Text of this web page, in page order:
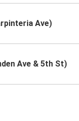
Ave)
Ave & 5th St)